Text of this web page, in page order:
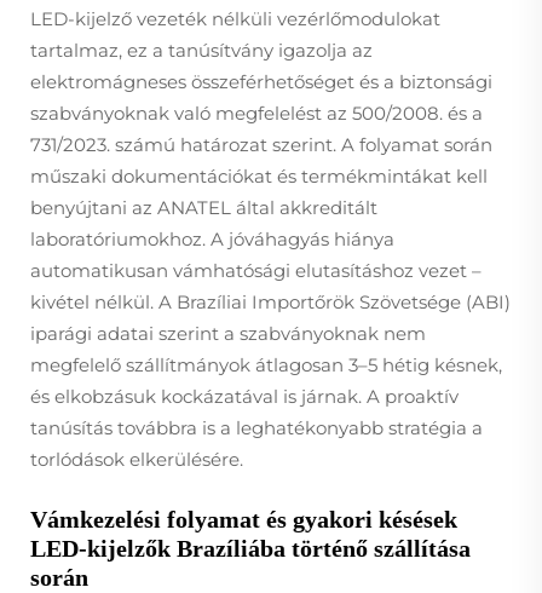
LED-kijelző vezeték nélküli vezérlőmodulokat
tartalmaz, ez a tanúsítvány igazolja az
elektromágneses összeférhetőséget és a biztonsági
szabványoknak való megfelelést az 500/2008. és a
731/2023. számú határozat szerint. A folyamat során
műszaki dokumentációkat és termékmintákat kell
benyújtani az ANATEL által akkreditált
laboratóriumokhoz. A jóváhagyás hiánya
automatikusan vámhatósági elutasításhoz vezet –
kivétel nélkül. A Brazíliai Importőrök Szövetsége (ABI)
iparági adatai szerint a szabványoknak nem
megfelelő szállítmányok átlagosan 3–5 hétig késnek,
és elkobzásuk kockázatával is járnak. A proaktív
tanúsítás továbbra is a leghatékonyabb stratégia a
torlódások elkerülésére.
Vámkezelési folyamat és gyakori késések
LED-kijelzők Brazíliába történő szállítása
során